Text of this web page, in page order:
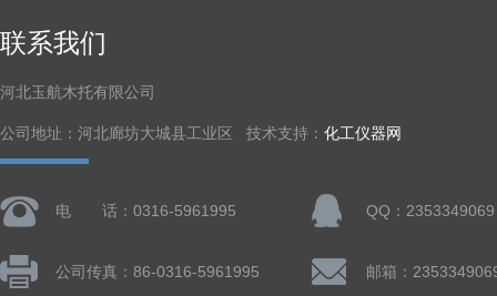
联系我们
河北玉航木托有限公司
公司地址：河北廊坊大城县工业区 技术支持： 化工仪器网
电 话：0316-5961995 QQ：2353349069
公司传真：86-0316-5961995 邮箱：